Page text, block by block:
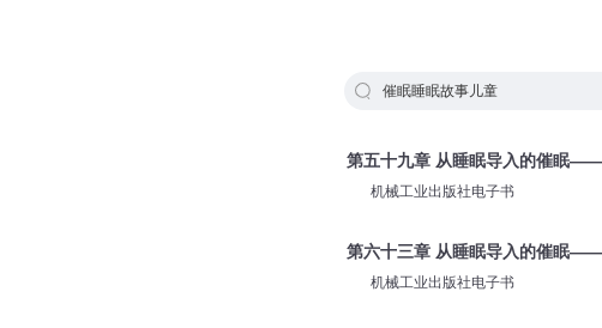
催眠睡眠故事儿童
第五十九章 从睡眠导入的催眠
机械工业出版社电子书
第六十三章 从睡眠导入的催眠
机械工业出版社电子书